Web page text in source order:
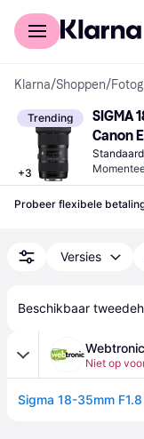
Voor shoppers
Klarna/Shoppen/
Trending
+3
SIGMA
Canon
Probeer flexibele
Versies
Beschikbaar
Webtronic
Niet op